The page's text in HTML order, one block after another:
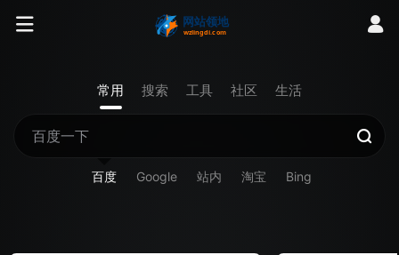
常用 搜索 工具 社区 生活
百度 Google 站内 淘宝 Bing